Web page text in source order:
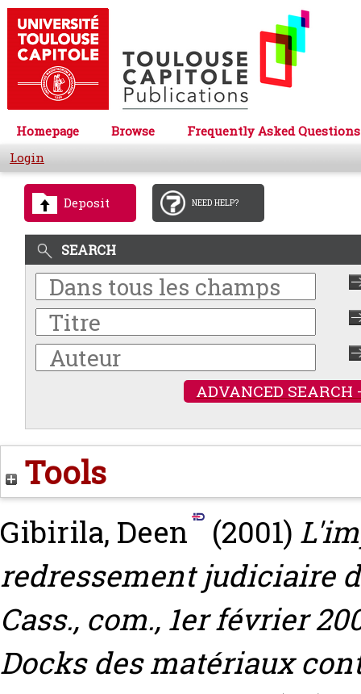
Homepage Browse
Frequently Asked Questions
Login
Deposit NEED HELP?
SEARCH
ADVANCED SEARCH
Tools
Gibirila, Deen (2001)
redressement judiciaire
Cass., com., 1er février
Docks des matériaux